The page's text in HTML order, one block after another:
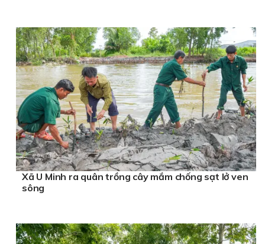
Xã U Minh ra quân trồng cây mắm chống sạt lở ven
sông